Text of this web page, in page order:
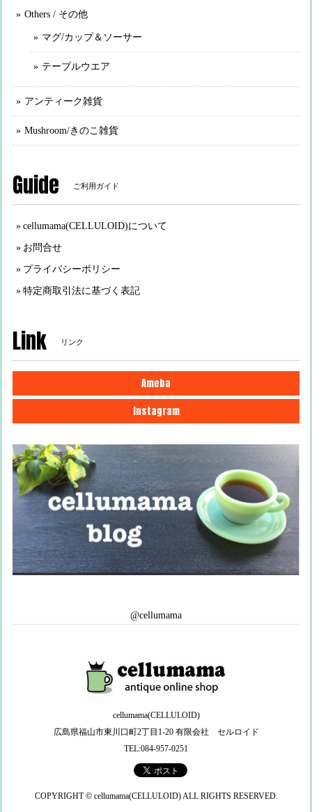
Others / その他
マグ/カップ＆ソーサー
テーブルウエア
アンティーク雑貨
Mushroom/きのこ雑貨
Guide ご利用ガイド
cellumama(CELLULOID)について
お問合せ
プライバシーポリシー
特定商取引法に基づく表記
Link リンク
Ameba
Instagram
@cellumama
cellumama(CELLULOID)
広島県福山市東川口町2丁目1-20 有限会社 セルロイド
TEL:084-957-0251
COPYRIGHT © cellumama(CELLULOID) ALL RIGHTS RESERVED.